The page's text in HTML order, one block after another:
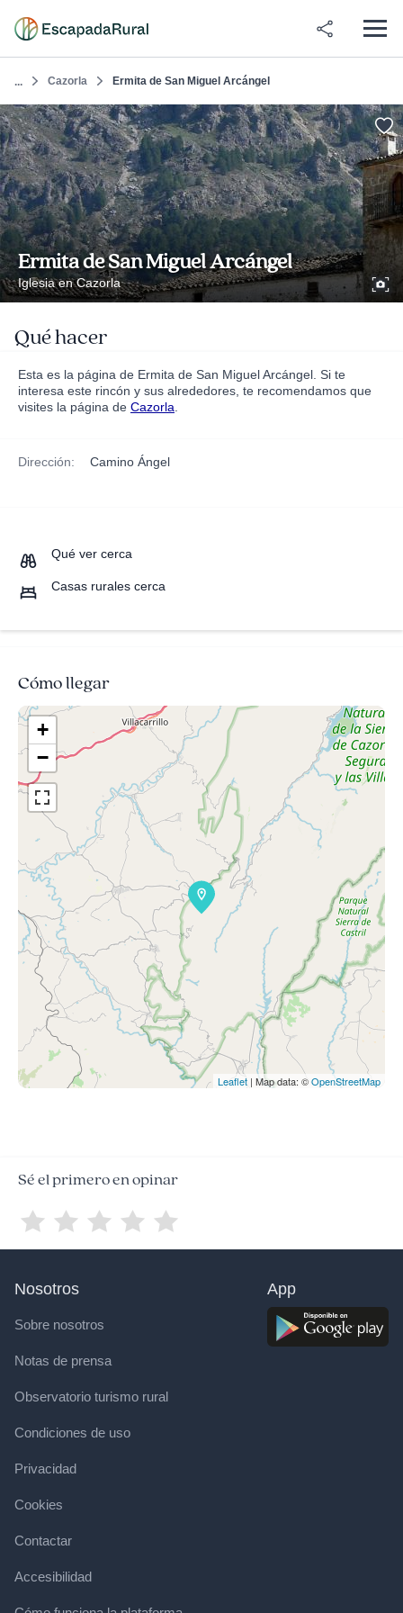
... Cazorla Ermita de San Miguel Arcángel
Ermita de San Miguel Arcángel
Iglesia en Cazorla
Qué hacer
Esta es la página de Ermita de San Miguel Arcángel. Si te
interesa este rincón y sus alrededores, te recomendamos que
visites la página de Cazorla
Dirección: Camino Ángel
Qué ver cerca
Casas rurales cerca
Cómo llegar
+
−
Leaflet | Map data: ©OpenStreetMap
Sé el primero en opinar
Nosotros
Sobre nosotros
Notas de prensa
Observatorio turismo rural
Condiciones de uso
Privacidad
Cookies
Contactar
Accesibilidad
App